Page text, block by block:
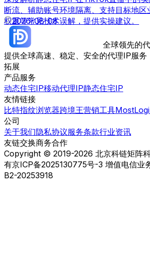
断流、辅助账号环境隔离、支持目标地区
权重等常见技术误解，提供实操建议。
2026-08-08
全球领先的
提供全球高速、稳定、安全的代理IP服务
拓展
产品服务
动态住宅IP移动代理IP静态住宅IP
友情链接
比特指纹浏览器跨境王营销工具
公司
关于我们隐私协议服务条款行业资讯
友链交换商务合作
Copyright © 2019-2026 北京科链矩阵
有京ICP备2025130775号-3 增值电信业
B2-20253918